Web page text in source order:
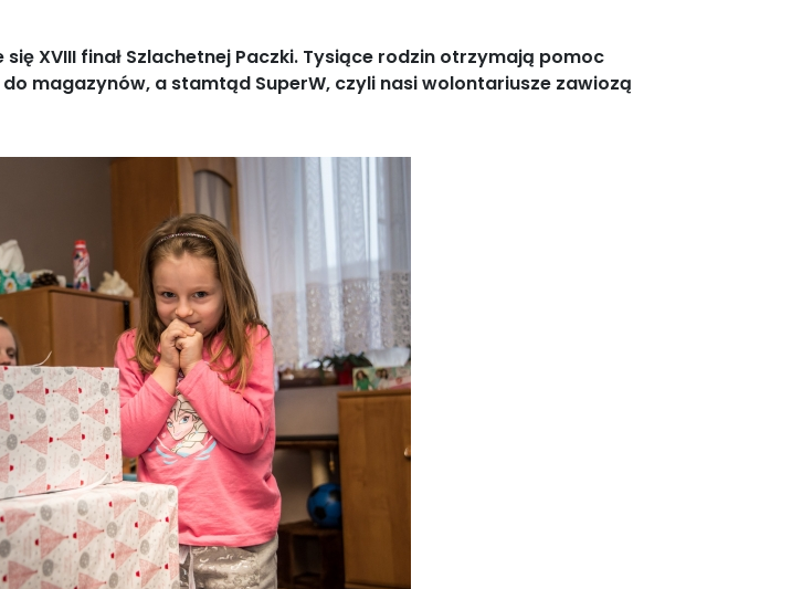
XVIII finał Szlachetnej Paczki. Tysiące rodzin otrzymają pomoc
magazynów, a stamtąd SuperW, czyli nasi wolontariusze zawiozą